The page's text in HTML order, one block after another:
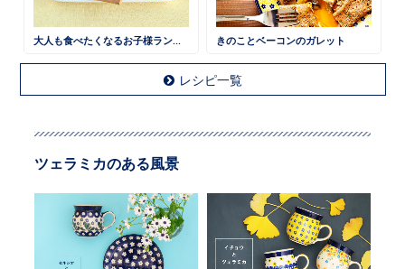
大人も食べたくなるお子様ランチ 鶏そぼろごはん きのことベーコンのガレット
レシピ一覧
ツェラミカのある風景